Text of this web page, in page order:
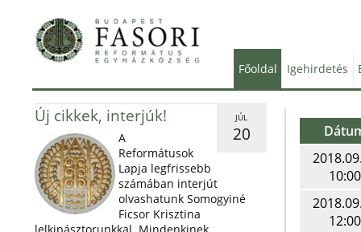
Főoldal Igehirdetés
JÚL
20
Új cikkek, interjúk!
A
Reformátusok
Lapja legfrissebb
számában interjút
olvashatunk Somogyiné
Ficsor Krisztina
10:00
12:00